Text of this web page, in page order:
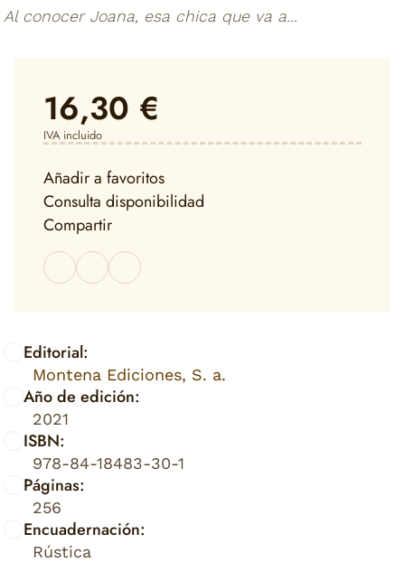
Al conocer Joana, esa chica que va a...
Editorial:
Montena Ediciones, S. a.
Año de edición:
2021
ISBN:
978-84-18483-30-1
Páginas:
256
Encuadernación:
Rústica
16,30 €
IVA incluido
Añadir a favoritos
Consulta disponibilidad
Compartir